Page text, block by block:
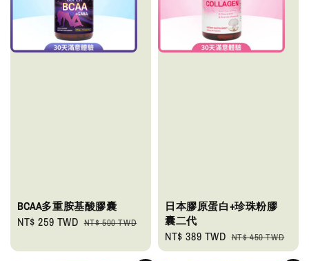
BCAA多重胺基酸膠囊
Sale
NT$ 259 TWD Regular
NT$ 500 TWD
日本膠原蛋白+珍珠粉膠
囊二代
Sale
price
NT$ 389 TWD Regular
price
NT$ 450 TWD